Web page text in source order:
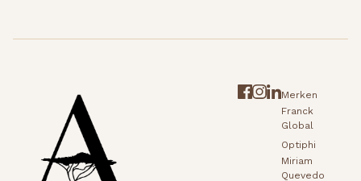
Merken
Franck
Global
Optiphi
Miriam
Quevedo